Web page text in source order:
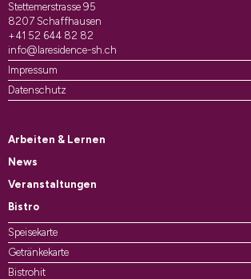
Stettemerstrasse 95
8207 Schaffhausen
+41 52 644 82 82
info@laresidence-sh.ch
Impressum
Datenschutz
Arbeiten & Lernen
News
Veranstaltungen
Bistro
Speisekarte
Getränkekarte
Bistrohit